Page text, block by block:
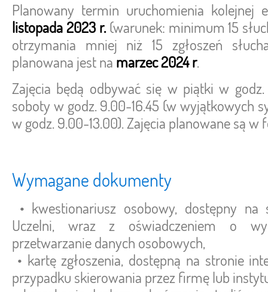
Planowany termin uruchomienia kolejnej
listopada 2023 r.(warunek: minimum 15
otrzymania mniej niż 15 zgłoszeń
planowana jest na marzec 2024 r.
Zajęcia będą odbywać się w piątki w
soboty w godz. 9.00-16.45 (w wyjątkowych
w godz. 9.00-13.00). Zajęcia planowane są
Wymagane dokumenty
• kwestionariusz osobowy, dostępny na
Uczelni, wraz z oświadczeniem o
przetwarzanie danych osobowych,
• kartę zgłoszenia, dostępną na stronie
przypadku skierowania przez firmę lub